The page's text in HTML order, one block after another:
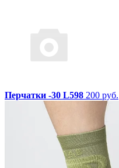
Перчатки -30 L598 200 руб.